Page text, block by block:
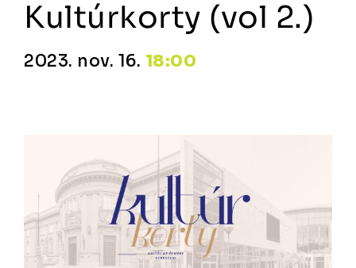
Kultúrkorty (vol 2.)
2023. nov. 16. 18:00